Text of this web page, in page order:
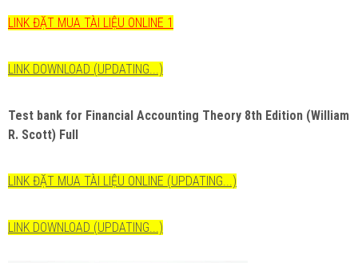
LINK ĐẶT MUA TÀI LIỆU ONLINE 1
LINK DOWNLOAD (UPDATING...)
Test bank for Financial Accounting Theory 8th Edition (William
R. Scott) Full
LINK ĐẶT MUA TÀI LIỆU ONLINE (UPDATING...)
LINK DOWNLOAD (UPDATING...)